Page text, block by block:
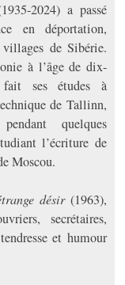
2024) a passé
en déportation,
villages de Sibérie.
à l’âge de dix-
ses études à
de Tallinn,
quelques
l’écriture de
Moscou.
désir(1963),
secrétaires,
et humour